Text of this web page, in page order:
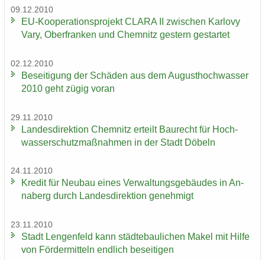
09.12.2010
EU-​Kooperationsprojekt CLARA II zwi­schen Kar­lo­vy
Vary, Ober­fran­ken und Chem­nitz ges­tern ge­star­tet
02.12.2010
Be­sei­ti­gung der Schä­den aus dem Au­gust­hoch­was­ser
2010 geht zügig voran
29.11.2010
Lan­des­di­rek­ti­on Chem­nitz er­teilt Bau­recht für Hoch­
was­ser­schutz­maß­nah­men in der Stadt Dö­beln
24.11.2010
Kre­dit für Neu­bau eines Ver­wal­tungs­ge­bäu­des in An­
na­berg durch Lan­des­di­rek­ti­on ge­neh­migt
23.11.2010
Stadt Len­gen­feld kann städ­te­bau­li­chen Makel mit Hilfe
von För­der­mit­teln end­lich be­sei­ti­gen